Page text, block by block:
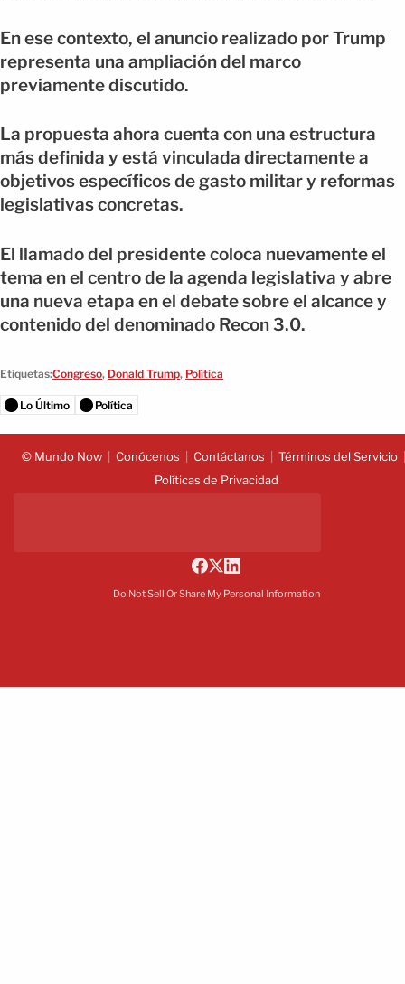
En ese contexto, el anuncio realizado por Trump
representa una ampliación del marco
previamente discutido.
La propuesta ahora cuenta con una estructura
más definida y está vinculada directamente a
objetivos específicos de gasto militar y reformas
legislativas concretas.
El llamado del presidente coloca nuevamente el
tema en el centro de la agenda legislativa y abre
una nueva etapa en el debate sobre el alcance y
contenido del denominado Recon 3.0.
Etiquetas:Congreso, Donald Trump, Política
Lo Último Política
© Mundo Now Conócenos Contáctanos
Términos del Servicio
Políticas de Privacidad
Do Not Sell Or Share My Personal Information